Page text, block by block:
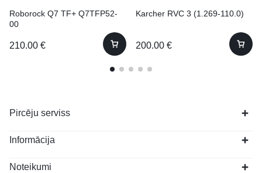
Roborock Q7 TF+ Q7TFP52-
00
210.00 €
Karcher RVC 3 (1.269-110.0)
200.00 €
Pircēju serviss
Informācija
Noteikumi